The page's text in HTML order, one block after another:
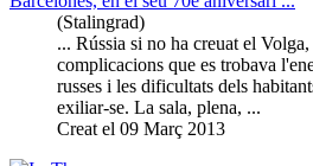
(Stalingrad)
... Rússia si no ha creuat el Volga
complicacions que es trobava
russes i les dificultats dels
exiliar-se. La sala, plena, ...
Creat el 09 Març 2013